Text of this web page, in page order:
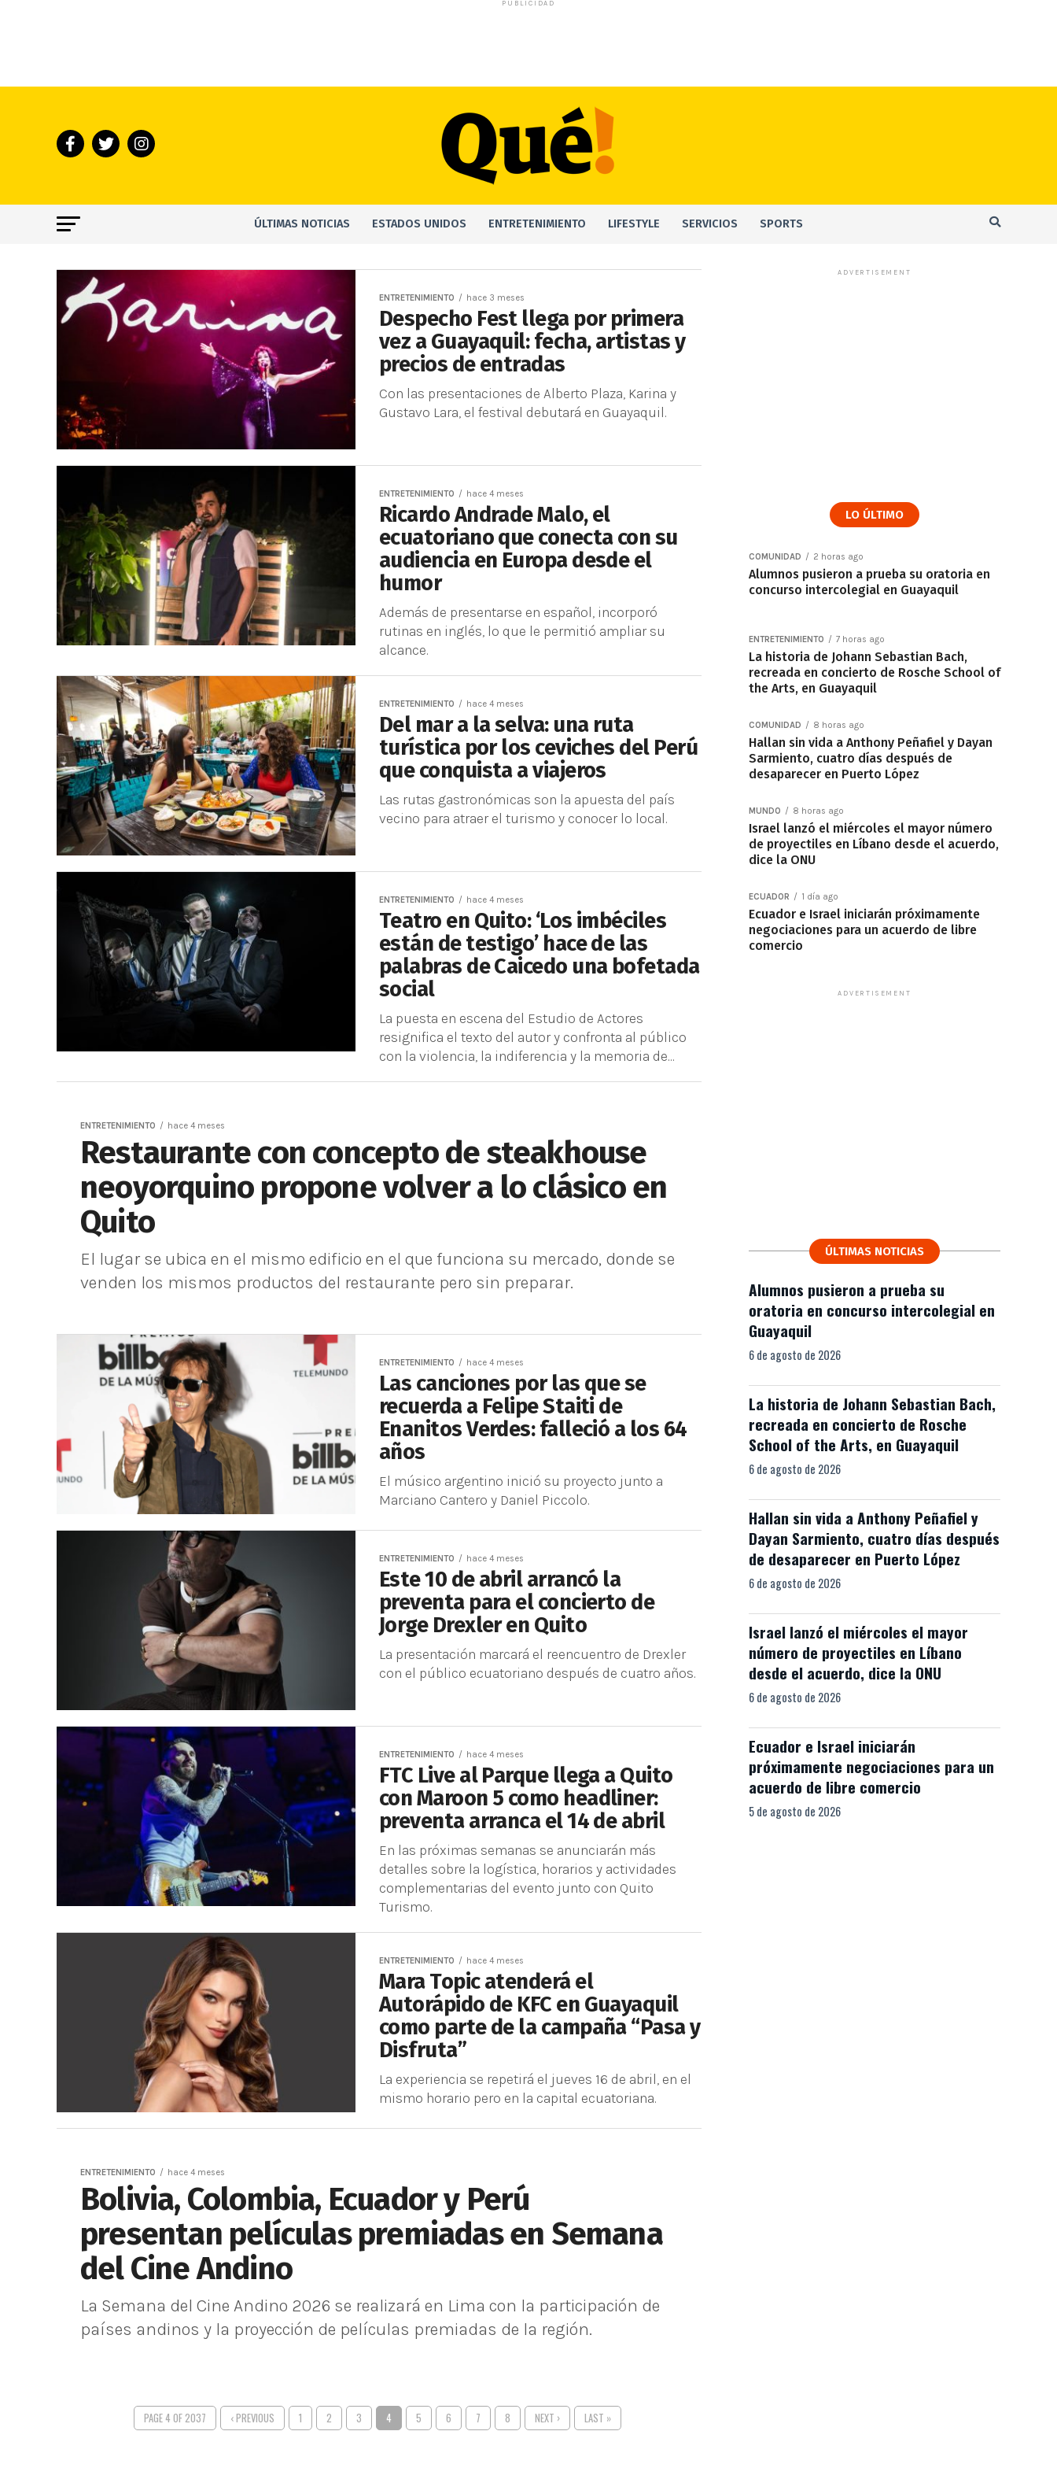
PUBLICIDAD
ÚLTIMAS NOTICIAS ESTADOS UNIDOS ENTRETENIMIENTO LIFESTYLE SERVICIOS SPORTS
ENTRETENIMIENTO hace 3 meses
Despecho Fest llega por primera
vez a Guayaquil: fecha, artistas y
precios de entradas
Con las presentaciones de Alberto Plaza, Karina y
Gustavo Lara, el festival debutará en Guayaquil.
ENTRETENIMIENTO hace 4 meses
Ricardo Andrade Malo, el
ecuatoriano que conecta con su
audiencia en Europa desde el
humor
Además de presentarse en español, incorporó
rutinas en inglés, lo que le permitió ampliar su
alcance.
ENTRETENIMIENTO hace 4 meses
Del mar a la selva: una ruta
turística por los ceviches del Perú
que conquista a viajeros
Las rutas gastronómicas son la apuesta del país
vecino para atraer el turismo y conocer lo local.
ENTRETENIMIENTO hace 4 meses
Teatro en Quito: ‘Los imbéciles
están de testigo’ hace de las
palabras de Caicedo una bofetada
social
La puesta en escena del Estudio de Actores
resignifica el texto del autor y confronta al público
con la violencia, la indiferencia y la memoria de...
ENTRETENIMIENTO hace 4 meses
Restaurante con concepto de steakhouse
neoyorquino propone volver a lo clásico en
Quito
El lugar se ubica en el mismo edificio en el que funciona su mercado, donde se
venden los mismos productos del restaurante pero sin preparar.
ENTRETENIMIENTO hace 4 meses
Las canciones por las que se
recuerda a Felipe Staiti de
Enanitos Verdes: falleció a los 64
años
El músico argentino inició su proyecto junto a
Marciano Cantero y Daniel Piccolo.
ENTRETENIMIENTO hace 4 meses
Este 10 de abril arrancó la
preventa para el concierto de
Jorge Drexler en Quito
La presentación marcará el reencuentro de Drexler
con el público ecuatoriano después de cuatro años.
ENTRETENIMIENTO hace 4 meses
FTC Live al Parque llega a Quito
con Maroon 5 como headliner:
preventa arranca el 14 de abril
En las próximas semanas se anunciarán más
detalles sobre la logística, horarios y actividades
complementarias del evento junto con Quito
Turismo.
ENTRETENIMIENTO hace 4 meses
Mara Topic atenderá el
Autorápido de KFC en Guayaquil
como parte de la campaña “Pasa y
Disfruta”
La experiencia se repetirá el jueves 16 de abril, en el
mismo horario pero en la capital ecuatoriana.
ENTRETENIMIENTO hace 4 meses
Bolivia, Colombia, Ecuador y Perú
presentan películas premiadas en Semana
del Cine Andino
La Semana del Cine Andino 2026 se realizará en Lima con la participación de
países andinos y la proyección de películas premiadas de la región.
PAGE 4 OF 2037 ‹ PREVIOUS 1 2 3 4 5 6 7 8 NEXT › LAST »
ADVERTISEMENT
LO ÚLTIMO
COMUNIDAD 2 horas ago
Alumnos pusieron a prueba su oratoria en
concurso intercolegial en Guayaquil
ENTRETENIMIENTO 7 horas ago
La historia de Johann Sebastian Bach,
recreada en concierto de Rosche School of
the Arts, en Guayaquil
COMUNIDAD 8 horas ago
Hallan sin vida a Anthony Peñafiel y Dayan
Sarmiento, cuatro días después de
desaparecer en Puerto López
MUNDO 8 horas ago
Israel lanzó el miércoles el mayor número
de proyectiles en Líbano desde el acuerdo,
dice la ONU
ECUADOR 1 día ago
Ecuador e Israel iniciarán próximamente
negociaciones para un acuerdo de libre
comercio
ADVERTISEMENT
ÚLTIMAS NOTICIAS
Alumnos pusieron a prueba su
oratoria en concurso intercolegial en
Guayaquil
6 de agosto de 2026
La historia de Johann Sebastian Bach,
recreada en concierto de Rosche
School of the Arts, en Guayaquil
6 de agosto de 2026
Hallan sin vida a Anthony Peñafiel y
Dayan Sarmiento, cuatro días después
de desaparecer en Puerto López
6 de agosto de 2026
Israel lanzó el miércoles el mayor
número de proyectiles en Líbano
desde el acuerdo, dice la ONU
6 de agosto de 2026
Ecuador e Israel iniciarán
próximamente negociaciones para un
acuerdo de libre comercio
5 de agosto de 2026